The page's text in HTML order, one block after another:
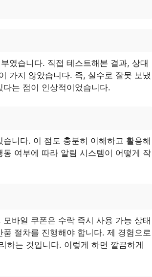
였습니다. 직접 테스트해본 결과, 상대
가지 않았습니다. 즉, 실수로 잘못 보냈
는 점이 인상적이었습니다.
니다. 이 점도 충분히 이해하고 활용해
여부에 따라 알림 시스템이 어떻게 작
바일 쿠폰은 수락 즉시 사용 가능 상태
절차를 진행해야 합니다. 제 경험으로
하는 것입니다. 이렇게 하면 깔끔하게